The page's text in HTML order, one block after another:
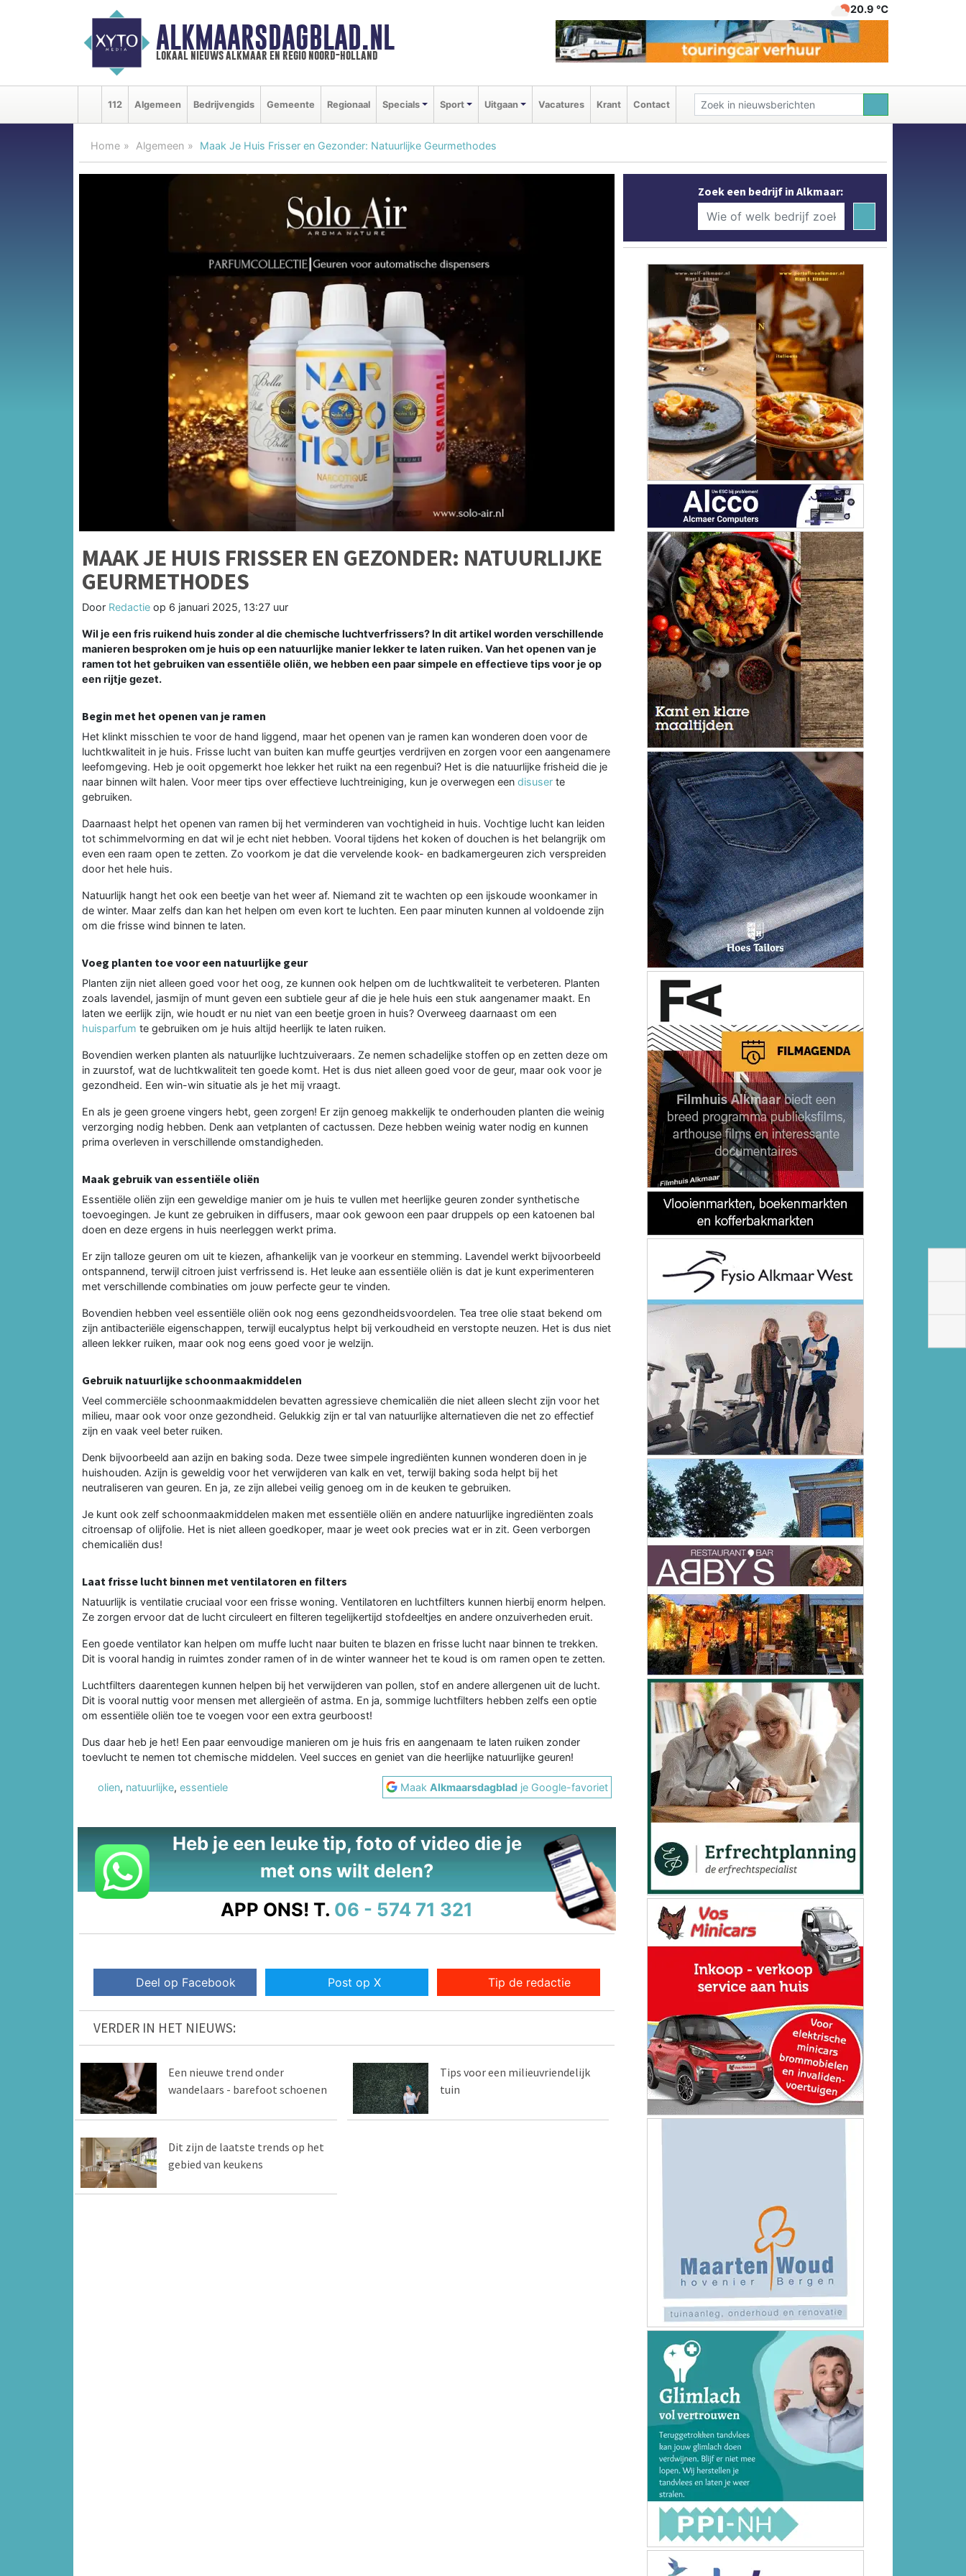
ALKMAARSDAGBLAD.NL
lokaal nieuws alkmaar en regio noord-holland
20.9 ℃
112 Algemeen Bedrijvengids Gemeente Regionaal Specials Sport Uitgaan Vacatures Krant Contact
Home Algemeen Maak Je Huis Frisser en Gezonder: Natuurlijke Geurmethodes
MAAK JE HUIS FRISSER EN GEZONDER: NATUURLIJKE
GEURMETHODES
Door Redactie op 6 januari 2025, 13:27 uur
Wil je een fris ruikend huis zonder al die chemische luchtverfrissers? In dit artikel worden verschillende
manieren besproken om je huis op een natuurlijke manier lekker te laten ruiken. Van het openen van je
ramen tot het gebruiken van essentiële oliën, we hebben een paar simpele en effectieve tips voor je op
een rijtje gezet.
Begin met het openen van je ramen
Het klinkt misschien te voor de hand liggend, maar het openen van je ramen kan wonderen doen voor de
luchtkwaliteit in je huis. Frisse lucht van buiten kan muffe geurtjes verdrijven en zorgen voor een aangenamere
leefomgeving. Heb je ooit opgemerkt hoe lekker het ruikt na een regenbui? Het is die natuurlijke frisheid die je
naar binnen wilt halen. Voor meer tips over effectieve luchtreiniging, kun je overwegen een disuser te
gebruiken.
Daarnaast helpt het openen van ramen bij het verminderen van vochtigheid in huis. Vochtige lucht kan leiden
tot schimmelvorming en dat wil je echt niet hebben. Vooral tijdens het koken of douchen is het belangrijk om
even een raam open te zetten. Zo voorkom je dat die vervelende kook- en badkamergeuren zich verspreiden
door het hele huis.
Natuurlijk hangt het ook een beetje van het weer af. Niemand zit te wachten op een ijskoude woonkamer in
de winter. Maar zelfs dan kan het helpen om even kort te luchten. Een paar minuten kunnen al voldoende zijn
om die frisse wind binnen te laten.
Voeg planten toe voor een natuurlijke geur
Planten zijn niet alleen goed voor het oog, ze kunnen ook helpen om de luchtkwaliteit te verbeteren. Planten
zoals lavendel, jasmijn of munt geven een subtiele geur af die je hele huis een stuk aangenamer maakt. En
laten we eerlijk zijn, wie houdt er nu niet van een beetje groen in huis? Overweeg daarnaast om een
huisparfum te gebruiken om je huis altijd heerlijk te laten ruiken.
Bovendien werken planten als natuurlijke luchtzuiveraars. Ze nemen schadelijke stoffen op en zetten deze om
in zuurstof, wat de luchtkwaliteit ten goede komt. Het is dus niet alleen goed voor de geur, maar ook voor je
gezondheid. Een win-win situatie als je het mij vraagt.
En als je geen groene vingers hebt, geen zorgen! Er zijn genoeg makkelijk te onderhouden planten die weinig
verzorging nodig hebben. Denk aan vetplanten of cactussen. Deze hebben weinig water nodig en kunnen
prima overleven in verschillende omstandigheden.
Maak gebruik van essentiële oliën
Essentiële oliën zijn een geweldige manier om je huis te vullen met heerlijke geuren zonder synthetische
toevoegingen. Je kunt ze gebruiken in diffusers, maar ook gewoon een paar druppels op een katoenen bal
doen en deze ergens in huis neerleggen werkt prima.
Er zijn talloze geuren om uit te kiezen, afhankelijk van je voorkeur en stemming. Lavendel werkt bijvoorbeeld
ontspannend, terwijl citroen juist verfrissend is. Het leuke aan essentiële oliën is dat je kunt experimenteren
met verschillende combinaties om jouw perfecte geur te vinden.
Bovendien hebben veel essentiële oliën ook nog eens gezondheidsvoordelen. Tea tree olie staat bekend om
zijn antibacteriële eigenschappen, terwijl eucalyptus helpt bij verkoudheid en verstopte neuzen. Het is dus niet
alleen lekker ruiken, maar ook nog eens goed voor je welzijn.
Gebruik natuurlijke schoonmaakmiddelen
Veel commerciële schoonmaakmiddelen bevatten agressieve chemicaliën die niet alleen slecht zijn voor het
milieu, maar ook voor onze gezondheid. Gelukkig zijn er tal van natuurlijke alternatieven die net zo effectief
zijn en vaak veel beter ruiken.
Denk bijvoorbeeld aan azijn en baking soda. Deze twee simpele ingrediënten kunnen wonderen doen in je
huishouden. Azijn is geweldig voor het verwijderen van kalk en vet, terwijl baking soda helpt bij het
neutraliseren van geuren. En ja, ze zijn allebei veilig genoeg om in de keuken te gebruiken.
Je kunt ook zelf schoonmaakmiddelen maken met essentiële oliën en andere natuurlijke ingrediënten zoals
citroensap of olijfolie. Het is niet alleen goedkoper, maar je weet ook precies wat er in zit. Geen verborgen
chemicaliën dus!
Laat frisse lucht binnen met ventilatoren en filters
Natuurlijk is ventilatie cruciaal voor een frisse woning. Ventilatoren en luchtfilters kunnen hierbij enorm helpen.
Ze zorgen ervoor dat de lucht circuleert en filteren tegelijkertijd stofdeeltjes en andere onzuiverheden eruit.
Een goede ventilator kan helpen om muffe lucht naar buiten te blazen en frisse lucht naar binnen te trekken.
Dit is vooral handig in ruimtes zonder ramen of in de winter wanneer het te koud is om ramen open te zetten.
Luchtfilters daarentegen kunnen helpen bij het verwijderen van pollen, stof en andere allergenen uit de lucht.
Dit is vooral nuttig voor mensen met allergieën of astma. En ja, sommige luchtfilters hebben zelfs een optie
om essentiële oliën toe te voegen voor een extra geurboost!
Dus daar heb je het! Een paar eenvoudige manieren om je huis fris en aangenaam te laten ruiken zonder
toevlucht te nemen tot chemische middelen. Veel succes en geniet van die heerlijke natuurlijke geuren!
olien, natuurlijke, essentiele MaakAlkmaarsdagblad je Google-favoriet
Heb je een leuke tip, foto of video die je
met ons wilt delen?
APP ONS! T. 06 - 574 71 321
Deel op Facebook Post op X Tip de redactie
VERDER IN HET NIEUWS:
Een nieuwe trend onder
wandelaars - barefoot schoenen
Tips voor een milieuvriendelijk
tuin
Dit zijn de laatste trends op het
gebied van keukens
Zoek een bedrijf in Alkmaar: